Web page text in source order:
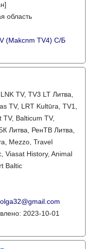
область
(Makcnm TV4) C/Б
TV, TV3 LT Литва,
TV, LRT Kultūra, TV1,
Balticum TV,
Литва, РенТВ Литва,
Mezzo, Travel
Viasat History, Animal
Baltic
2023-10-01